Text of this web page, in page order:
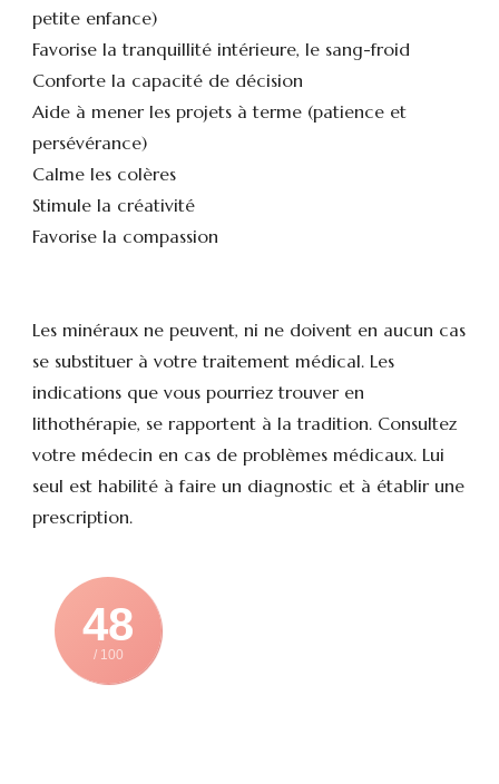
petite enfance)
Favorise la tranquillité intérieure, le sang-froid
Conforte la capacité de décision
Aide à mener les projets à terme (patience et
persévérance)
Calme les colères
Stimule la créativité
Favorise la compassion
Les minéraux ne peuvent, ni ne doivent en aucun cas
se substituer à votre traitement médical. Les
indications que vous pourriez trouver en
lithothérapie, se rapportent à la tradition. Consultez
votre médecin en cas de problèmes médicaux. Lui
seul est habilité à faire un diagnostic et à établir une
prescription.
48
/ 100